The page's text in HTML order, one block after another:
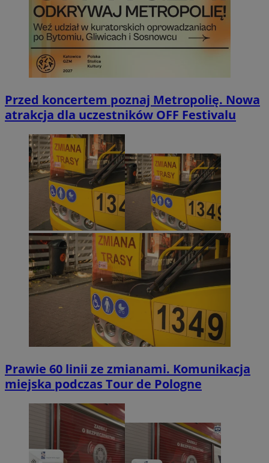
Przed koncertem poznaj Metropolię. Nowa
atrakcja dla uczestników OFF Festivalu
Prawie 60 linii ze zmianami. Komunikacja
miejska podczas Tour de Pologne